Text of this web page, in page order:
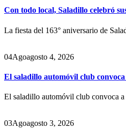
Con todo local, Saladillo celebró
La fiesta del 163° aniversario de
04Agoagosto 4, 2026
El saladillo automóvil club
El saladillo automóvil club convoca a
03Agoagosto 3, 2026